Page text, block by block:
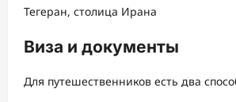
Тегеран, столица Ирана
Виза и документы
Для путешественников есть два